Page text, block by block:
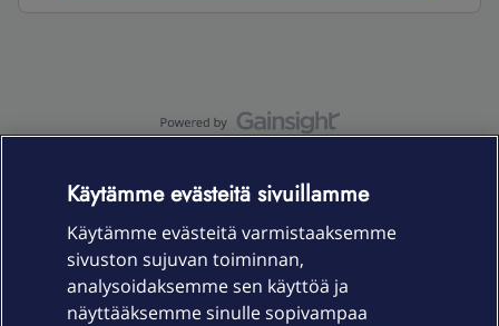
Laitteet & liittymät
Käytämme evästeitä sivuillamme
Käytämme evästeitä varmistaaksemme
sivuston sujuvan toiminnan,
analysoidaksemme sen käyttöä ja
näyttääksemme sinulle sopivampaa